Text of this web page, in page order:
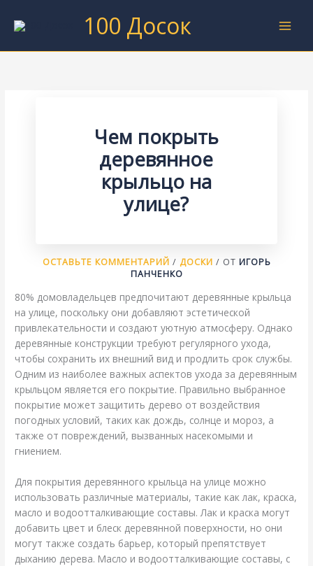
100 Досок
Чем покрыть
деревянное
крыльцо на
улице?
ОСТАВЬТЕ КОММЕНТАРИЙ / ДОСКИ / ОТ ИГОРЬ
ПАНЧЕНКО
80% домовладельцев предпочитают деревянные крыльца
на улице, поскольку они добавляют эстетической
привлекательности и создают уютную атмосферу. Однако
деревянные конструкции требуют регулярного ухода,
чтобы сохранить их внешний вид и продлить срок службы.
Одним из наиболее важных аспектов ухода за деревянным
крыльцом является его покрытие. Правильно выбранное
покрытие может защитить дерево от воздействия
погодных условий, таких как дождь, солнце и мороз, а
также от повреждений, вызванных насекомыми и
гниением.
Для покрытия деревянного крыльца на улице можно
использовать различные материалы, такие как лак, краска,
масло и водоотталкивающие составы. Лак и краска могут
добавить цвет и блеск деревянной поверхности, но они
могут также создать барьер, который препятствует
дыханию дерева. Масло и водоотталкивающие составы, с